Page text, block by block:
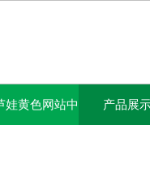
娃黄色网站中 产品展